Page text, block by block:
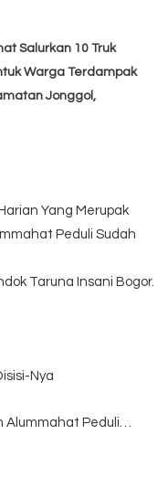
Salurkan 10 Truk
Warga Terdampak
Jonggol,
Yang Merupak
Peduli Sudah
Taruna Insani Bogor.
Nya
Alummahat Peduli…